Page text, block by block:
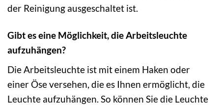
der Reinigung ausgeschaltet ist.
Gibt es eine Möglichkeit, die Arbeitsleuchte
aufzuhängen?
Die Arbeitsleuchte ist mit einem Haken oder
einer Öse versehen, die es Ihnen ermöglicht, die
Leuchte aufzuhängen. So können Sie die Leuchte